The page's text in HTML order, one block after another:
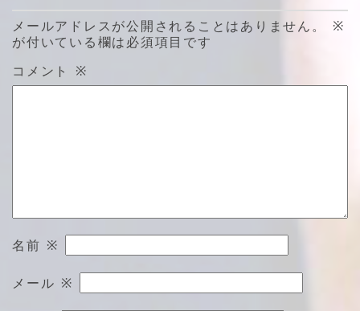
メールアドレスが公開されることはありません。
※
が付いている欄は必須項目です
コメント ※
名前 ※
メール ※